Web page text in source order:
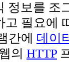
정보를
필요에
간에 데이
의 HTTP